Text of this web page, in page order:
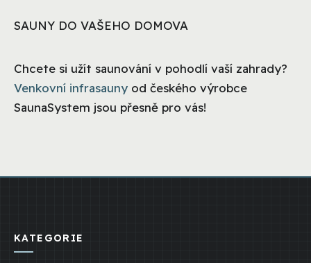
SAUNY DO VAŠEHO DOMOVA
Chcete si užít saunování v pohodlí vaší zahrady?
Venkovní infrasauny od českého výrobce
SaunaSystem jsou přesně pro vás!
KATEGORIE